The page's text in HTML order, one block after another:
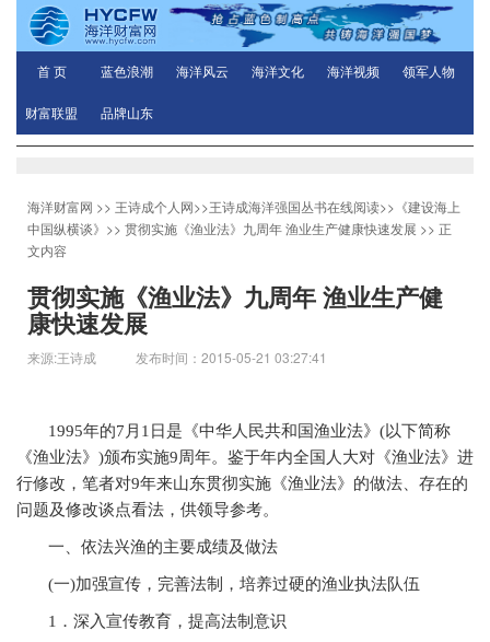
首 页 蓝色浪潮 海洋风云 海洋文化 海洋视频 领军人物
财富联盟 品牌山东
海洋财富网 >> 王诗成个人网>>王诗成海洋强国丛书在线阅读>> 《建设海上
中国纵横谈》 >> 贯彻实施《渔业法》九周年 渔业生产健康快速发展 >> 正
文内容
贯彻实施《渔业法》九周年 渔业生产健
康快速发展
来源:王诗成 发布时间：2015-05-21 03:27:41
1995年的7月1日是《中华人民共和国渔业法》(以下简称
《渔业法》)颁布实施9周年。鉴于年内全国人大对《渔业法》进
行修改，笔者对9年来山东贯彻实施《渔业法》的做法、存在的
问题及修改谈点看法，供领导参考。
一、依法兴渔的主要成绩及做法
(一)加强宣传，完善法制，培养过硬的渔业执法队伍
1 ．深入宣传教育，提高法制意识